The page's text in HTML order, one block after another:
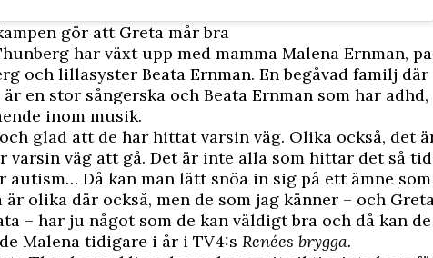
gör att Greta mår bra
har växt upp med mamma Malena Ernman,
och lillasyster Beata Ernman. En begåvad familj där
är en stor sångerska och Beata Ernman som har
inom musik.
glad att de har hittat varsin väg. Olika också, det
varsin väg att gå. Det är inte alla som hittar det så
autism… Då kan man lätt snöa in sig på ett ämne
är olika där också, men de som jag känner – och
– har ju något som de kan väldigt bra och då kan
Malena tidigare i år i TV4:s Renées brygga.